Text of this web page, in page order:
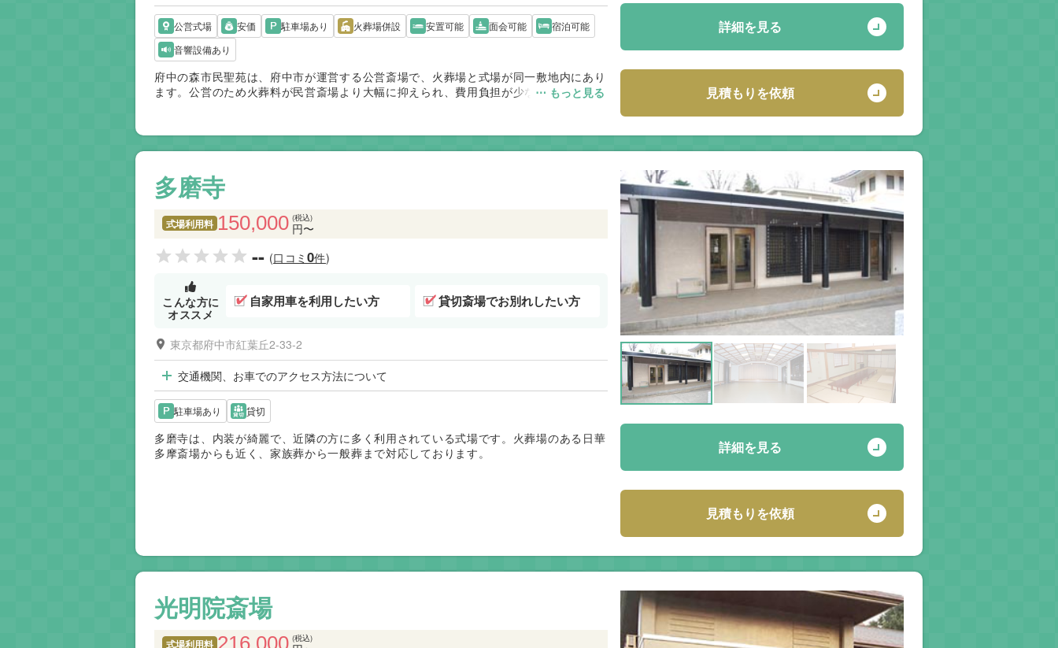
公営式場 安価 駐車場あり 火葬場併設 安置可能 面会可能
宿泊可能
音響設備あり
府中の森市民聖苑は、府中市が運営する公営斎場で、火葬場と式場が同一敷地内にあり
ます。公営のため火葬料が民営斎場より大幅に抑えられ、費用負担が少ない点が高く評
す。
⋯ もっと見る
詳細を見る
見積もりを依頼
多磨寺
式場利用料 (税込)
150,000 円〜
-- (口コミ0件)
こんな方に
オススメ
自家用車を利用したい方 貸切斎場でお別れしたい方
東京都府中市紅葉丘2-33-2
交通機関、お車でのアクセス方法について
駐車場あり 貸切
多磨寺は、内装が綺麗で、近隣の方に多く利用されている式場です。火葬場のある日華
多摩斎場からも近く、家族葬から一般葬まで対応しております。
詳細を見る
見積もりを依頼
光明院斎場
式場利用料 (税込)